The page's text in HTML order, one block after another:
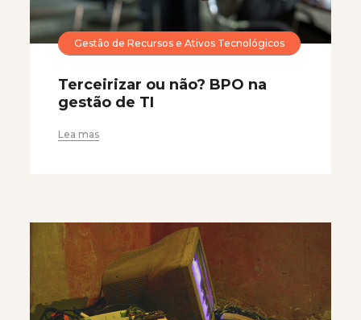
Gestão de Recursos e Ativos Tecnológicos
Terceirizar ou não? BPO na
gestão de TI
Lea mas